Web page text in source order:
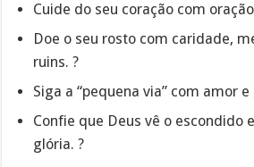
Cuide do seu coração com
Doe o seu rosto com caridade,
ruins. ?
Siga a “pequena via” com amor
Confie que Deus vê o escondido
glória. ?